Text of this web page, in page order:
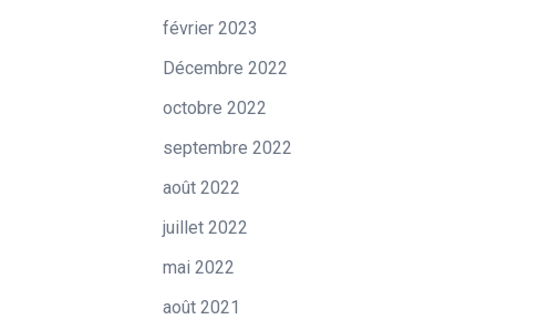
février 2023
Décembre 2022
octobre 2022
septembre 2022
août 2022
juillet 2022
mai 2022
août 2021